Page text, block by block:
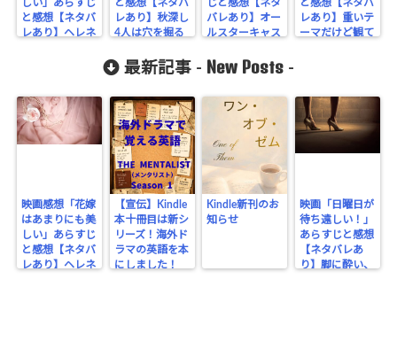
count-
cache.php
on line 2897
しい」あらすじ
と感想【ネタバ
レあり】ヘレネ
と感想【ネタバ
レあり】秋深し
4人は穴を掘る
じと感想【ネタ
バレあり】オー
ルスターキャス
と感想【ネタバ
レあり】重いテ
ーマだけど観て
最新記事 - New Posts -
映画感想「花嫁
はあまりにも美
しい」あらすじ
と感想【ネタバ
レあり】ヘレネ
【宣伝】Kindle
本十冊目は新シ
リーズ！海外ド
ラマの英語を本
にしました！
Kindle新刊のお
知らせ
映画「日曜日が
待ち遠しい！」
あらすじと感想
【ネタバレあ
り】脚に酔い、